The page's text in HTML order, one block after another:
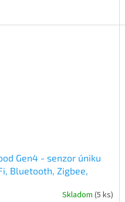
Gen4 - senzor úniku
Bluetooth, Zigbee,
Skladom (5 ks)